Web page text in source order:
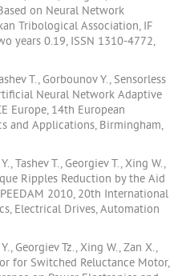
on Neural Network
Tribological Association, IF
years 0.19, ISSN 1310-4772,
T., Gorbounov Y., Sensorless
Neural Network Adaptive
Europe, 14th European
and Applications, Birmingham,
Tashev T., Georgiev T., Xing W.,
Ripples Reduction by the Aid
2010, 20th International
Electrical Drives, Automation
Georgiev Tz., Xing W., Zan X.,
for Switched Reluctance Motor,